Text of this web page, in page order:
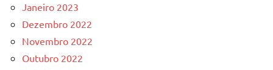
Janeiro 2023
Dezembro 2022
Novembro 2022
Outubro 2022